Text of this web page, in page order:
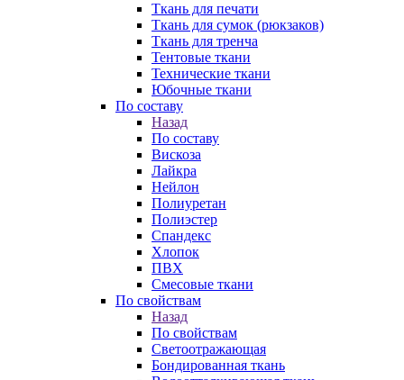
Ткань для печати
Ткань для сумок (рюкзаков)
Ткань для тренча
Тентовые ткани
Технические ткани
Юбочные ткани
По составу
Назад
По составу
Вискоза
Лайкра
Нейлон
Полиуретан
Полиэстер
Спандекс
Хлопок
ПВХ
Смесовые ткани
По свойствам
Назад
По свойствам
Светоотражающая
Бондированная ткань